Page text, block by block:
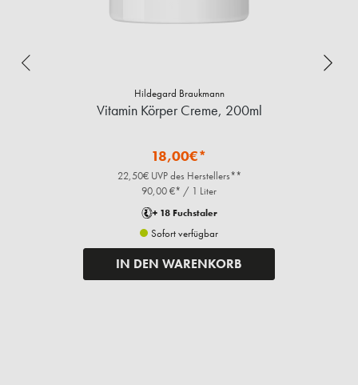
Hildegard Braukmann
Vitamin Körper Creme, 200ml
18,00€*
22,50€ UVP des Herstellers**
90,00 €* / 1 Liter
+ 18 Fuchstaler
Sofort verfügbar
IN DEN WARENKORB